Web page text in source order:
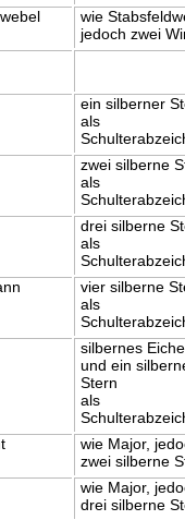
wie
jedoch zwei
ein silberner
als
zwei silberne
als
drei silberne
als
vier silberne
als
silbernes
und ein
Stern
als
wie Major,
zwei silberne
wie Major,
drei silberne